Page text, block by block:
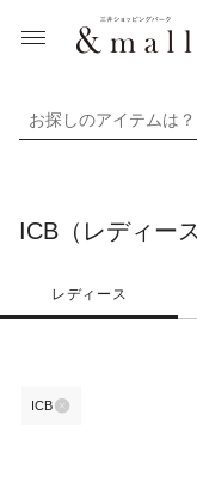
お探しのアイテムは？
ICB（レディー
レディース
ICB